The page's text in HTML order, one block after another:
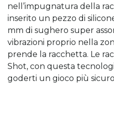
nell’impugnatura della
inserito un pezzo di
mm di sughero super
vibrazioni proprio nella
prende la racchetta. Le
Shot, con questa
goderti un gioco più